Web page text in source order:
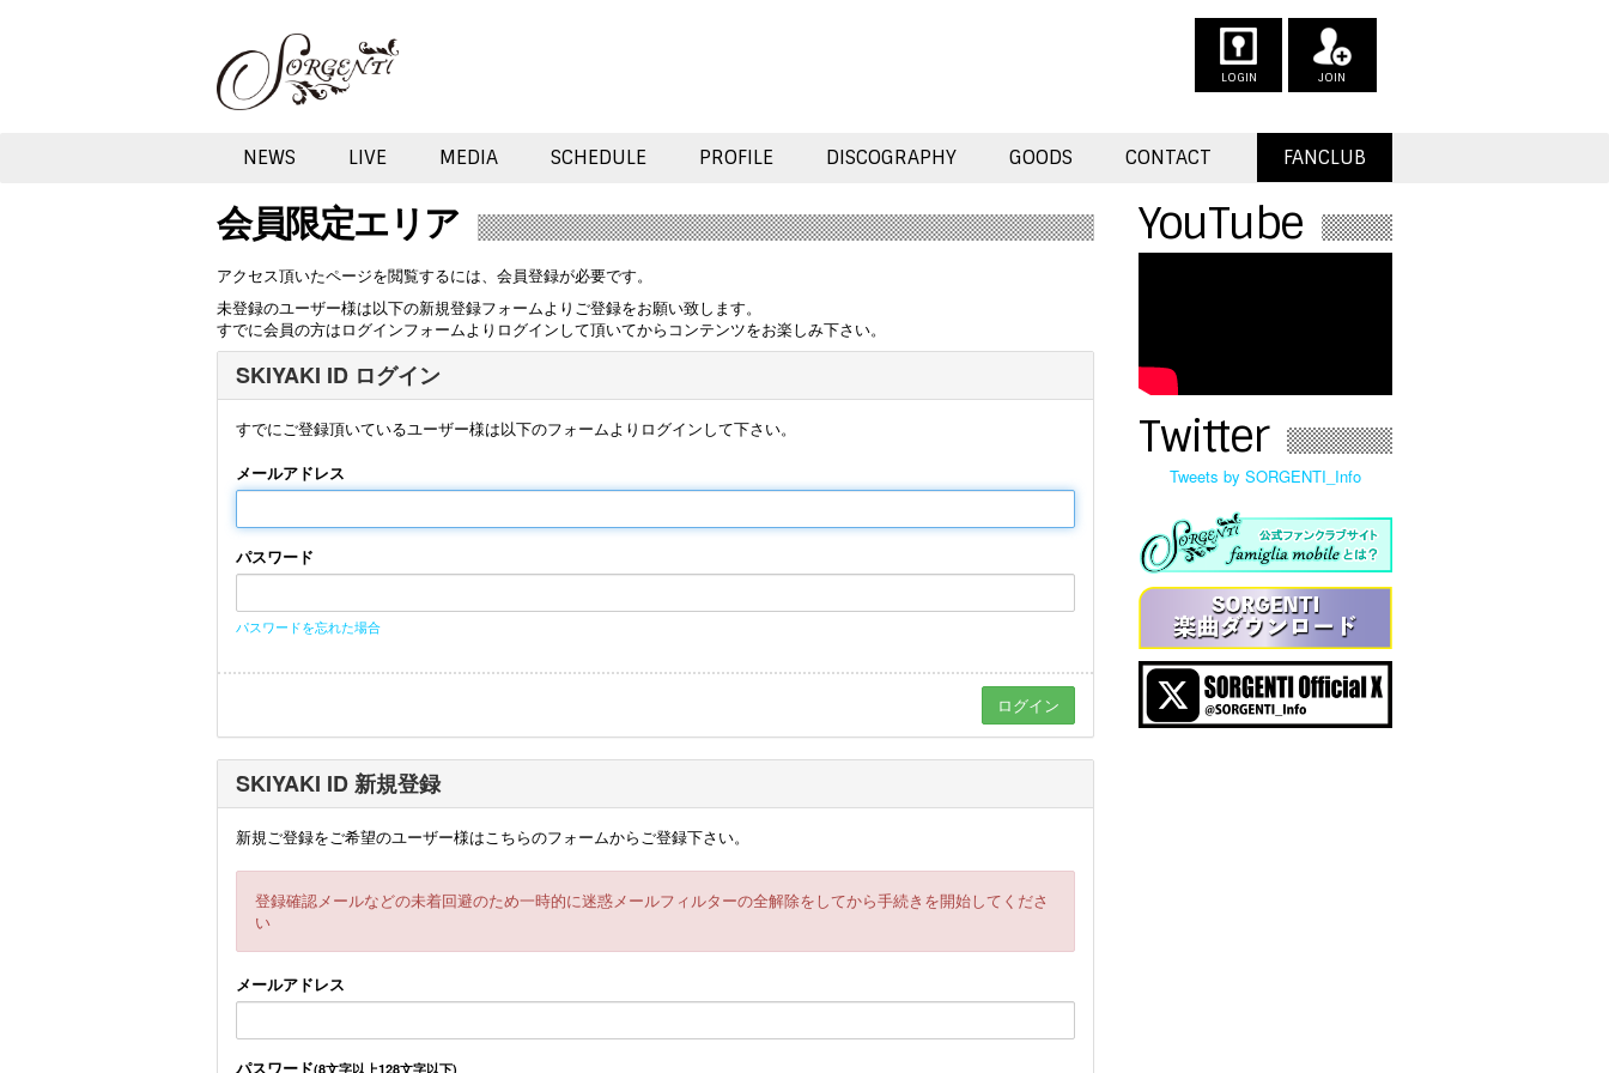
LOGIN JOIN
NEWS LIVE MEDIA SCHEDULE PROFILE DISCOGRAPHY GOODS CONTACT FANCLUB
会員限定エリア
アクセス頂いたページを閲覧するには、会員登録が必要です。
未登録のユーザー様は以下の新規登録フォームよりご登録をお願い致します。
すでに会員の方はログインフォームよりログインして頂いてからコンテンツをお楽しみ下さい。
SKIYAKI ID ログイン
すでにご登録頂いているユーザー様は以下のフォームよりログインして下さい。
メールアドレス
パスワード
パスワードを忘れた場合
SKIYAKI ID 新規登録
新規ご登録をご希望のユーザー様はこちらのフォームからご登録下さい。
登録確認メールなどの未着回避のため一時的に迷惑メールフィルターの全解除をしてから手続きを開始してくださ
い
メールアドレス
パスワード(8文字以上128文字以下)
YouTube
Twitter
Tweets by SORGENTI_Info